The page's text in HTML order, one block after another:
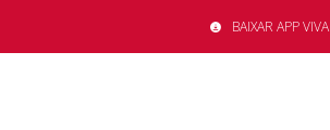
BAIXAR APP VIVA